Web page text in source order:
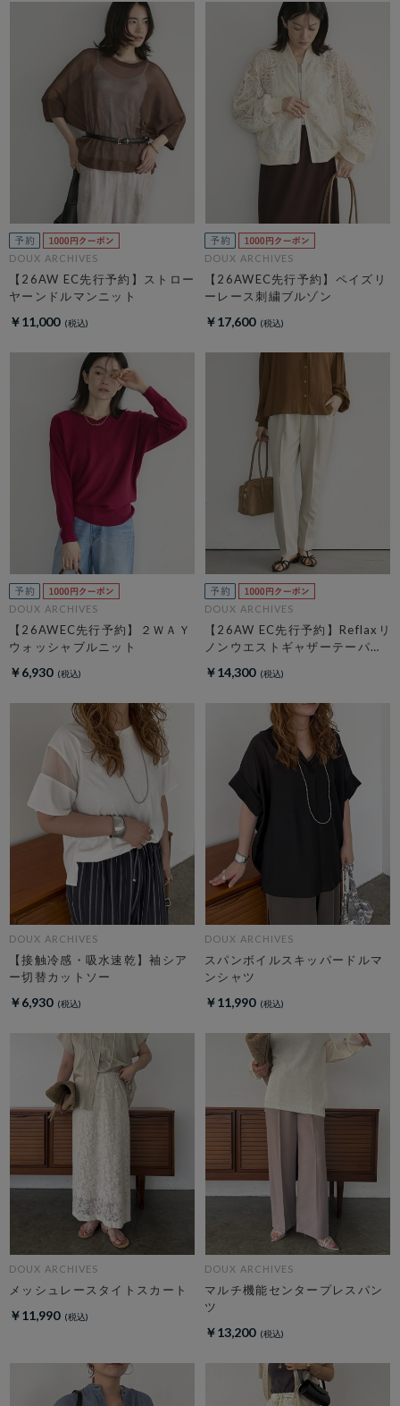
DOUX ARCHIVES
【26AW EC先行予約】ストロー
ヤーンドルマンニット
￥11,000
DOUX ARCHIVES
【26AWEC先行予約】ペイズリ
ーレース刺繍ブルゾン
￥17,600
DOUX ARCHIVES
【26AWEC先行予約】２ＷＡＹ
ウォッシャブルニット
￥6,930
DOUX ARCHIVES
【26AW EC先行予約】Reflaxリ
ノンウエストギャザーテーパー
￥14,300
DOUX ARCHIVES
【接触冷感・吸水速乾】袖シア
ー切替カットソー
￥6,930
DOUX ARCHIVES
スパンボイルスキッパードルマ
ンシャツ
￥11,990
DOUX ARCHIVES
メッシュレースタイトスカート
￥11,990
DOUX ARCHIVES
マルチ機能センタープレスパン
ツ
￥13,200